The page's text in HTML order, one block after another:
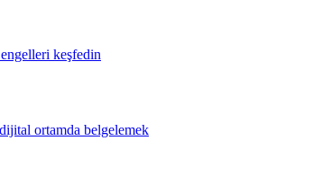
keşfedin
ortamda belgelemek